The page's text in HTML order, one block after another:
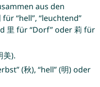
aus den
“hell”, “leuchtend”
里 für “Dorf” oder 莉 für
美).
(秋), “hell” (明) oder